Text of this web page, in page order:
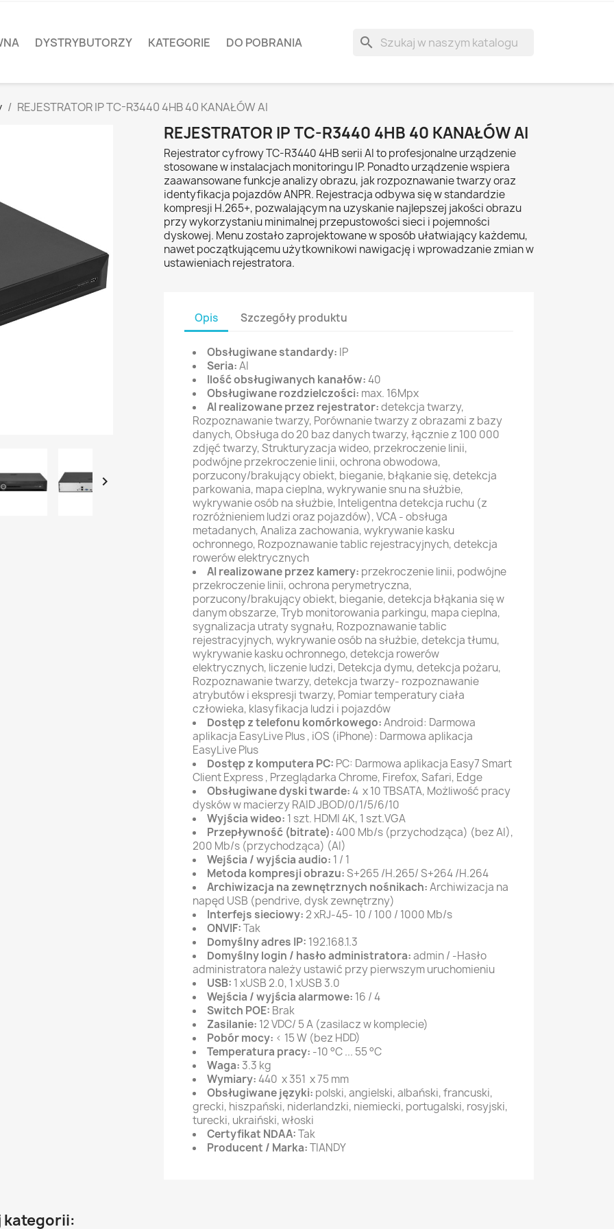
DYSTRYBUTORZY KATEGORIE DO POBRANIA search
REJESTRATOR IP TC-R3440 4HB 40 KANAŁÓW AI

REJESTRATOR IP TC-R3440 4HB 40 KANAŁÓW AI
Rejestrator cyfrowy TC-R3440 4HB serii AI to profesjonalne urządzenie
stosowane w instalacjach monitoringu IP. Ponadto urządzenie wspiera
zaawansowane funkcje analizy obrazu, jak rozpoznawanie twarzy oraz
identyfikacja pojazdów ANPR. Rejestracja odbywa się w standardzie
kompresji H.265+, pozwalającym na uzyskanie najlepszej jakości obrazu
przy wykorzystaniu minimalnej przepustowości sieci i pojemności
dyskowej. Menu zostało zaprojektowane w sposób ułatwiający każdemu,
nawet początkującemu użytkownikowi nawigację i wprowadzanie zmian w
ustawieniach rejestratora.
Opis Szczegóły produktu
Obsługiwane standardy: IP
Seria:AI
Ilość obsługiwanych kanałów:40
Obsługiwane rozdzielczości: max. 16Mpx
AI realizowane przez rejestrator:detekcja twarzy,
Rozpoznawanie twarzy, Porównanie twarzy z obrazami z bazy
danych, Obsługa do 20 baz danych twarzy, łącznie z 100 000
zdjęć twarzy, Strukturyzacja wideo, przekroczenie linii,
podwójne przekroczenie linii, ochrona obwodowa,
porzucony/brakujący obiekt, bieganie, błąkanie się, detekcja
parkowania, mapa cieplna, wykrywanie snu na służbie,
wykrywanie osób na służbie, Inteligentna detekcja ruchu (z
rozróżnieniem ludzi oraz pojazdów), VCA - obsługa
metadanych, Analiza zachowania, wykrywanie kasku
ochronnego, Rozpoznawanie tablic rejestracyjnych, detekcja
rowerów elektrycznych
AI realizowane przez kamery: przekroczenie linii, podwójne
przekroczenie linii, ochrona perymetryczna,
porzucony/brakujący obiekt, bieganie, detekcja błąkania się w
danym obszarze, Tryb monitorowania parkingu, mapa cieplna,
sygnalizacja utraty sygnału, Rozpoznawanie tablic
rejestracyjnych, wykrywanie osób na służbie, detekcja tłumu,
wykrywanie kasku ochronnego, detekcja rowerów
elektrycznych, liczenie ludzi, Detekcja dymu, detekcja pożaru,
Rozpoznawanie twarzy, detekcja twarzy- rozpoznawanie
atrybutów i ekspresji twarzy, Pomiar temperatury ciała
człowieka, klasyfikacja ludzi i pojazdów
Dostęp z telefonu komórkowego:Android: Darmowa
aplikacja EasyLive Plus , iOS (iPhone): Darmowa aplikacja
EasyLive Plus
Dostęp z komputera PC: PC: Darmowa aplikacja Easy7 Smart
Client Express , Przeglądarka Chrome, Firefox, Safari, Edge
Obsługiwane dyski twarde:4 x 10 TBSATA, Możliwość pracy
dysków w macierzy RAID JBOD/0/1/5/6/10
Wyjścia wideo: 1 szt. HDMI 4K, 1 szt.VGA
Przepływność (bitrate):400 Mb/s (przychodząca) (bez AI),
200 Mb/s (przychodząca) (AI)
Wejścia / wyjścia audio: 1 / 1
Metoda kompresji obrazu:S+265 /H.265/ S+264 /H.264
Archiwizacja na zewnętrznych nośnikach:Archiwizacja na
napęd USB (pendrive, dysk zewnętrzny)
Interfejs sieciowy:2 xRJ-45- 10 / 100 / 1000 Mb/s
ONVIF:Tak
Domyślny adres IP: 192.168.1.3
Domyślny login / hasło administratora:admin / -Hasło
administratora należy ustawić przy pierwszym uruchomieniu
USB: 1 xUSB 2.0, 1 xUSB 3.0
Wejścia / wyjścia alarmowe: 16 / 4
Switch POE: Brak
Zasilanie: 12 VDC/ 5 A (zasilacz w komplecie)
Pobór mocy: < 15 W (bez HDD)
Temperatura pracy: -10 °C ... 55 °C
Waga:3.3 kg
Wymiary:440 x 351 x 75 mm
Obsługiwane języki: polski, angielski, albański, francuski,
grecki, hiszpański, niderlandzki, niemiecki, portugalski, rosyjski,
turecki, ukraiński, włoski
Certyfikat NDAA:Tak
Producent / Marka:TIANDY
kategorii: